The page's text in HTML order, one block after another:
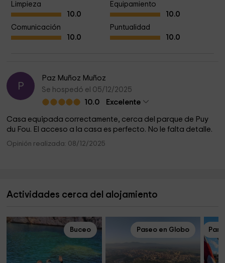
Limpieza
10.0
Equipamiento
10.0
Comunicación
10.0
Puntualidad
10.0
P
Paz Muñoz Muñoz
Se hospedó el 05/12/2025
10.0
Excelente
Casa equipada correctamente, cerca del parque de Puy
du Fou. El acceso a la casa es perfecto. No le falta detalle.
Opinión realizada: 08/12/2025
Actividades cerca del alojamiento
Buceo Paseo en Globo